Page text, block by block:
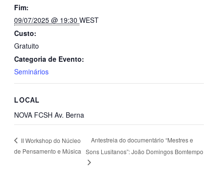
Fim:
09/07/2025 @ 19:30 WEST
Custo:
Gratuito
Categoria de Evento:
Seminários
LOCAL
NOVA FCSH Av. Berna
II Workshop do Núcleo
de Pensamento e Música
Antestreia do documentário “Mestres e
Sons Lusitanos”: João Domingos Bomtempo